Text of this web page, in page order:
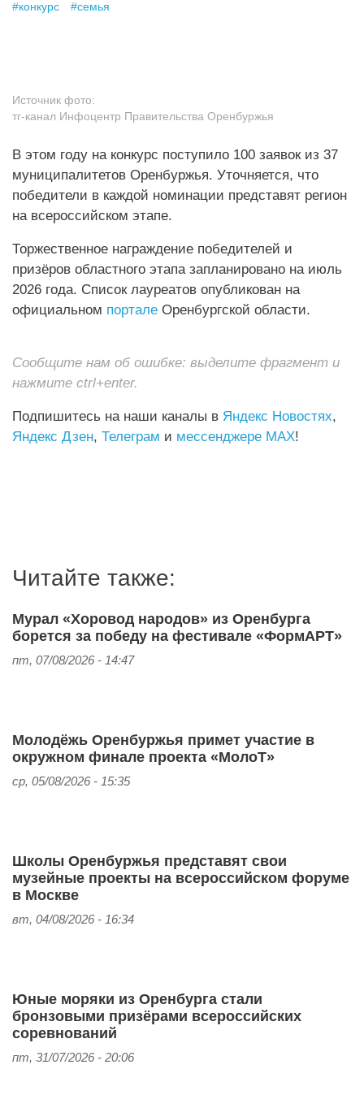
#конкурс #семья
Источник фото:
тг-канал Инфоцентр Правительства Оренбуржья
В этом году на конкурс поступило 100 заявок из 37
муниципалитетов Оренбуржья. Уточняется, что
победители в каждой номинации представят регион
на всероссийском этапе.
Торжественное награждение победителей и
призёров областного этапа запланировано на июль
2026 года. Список лауреатов опубликован на
официальном портале Оренбургской области.
Сообщите нам об ошибке: выделите фрагмент и
нажмите ctrl+enter.
Подпишитесь на наши каналы в Яндекс Новостях,
Яндекс Дзен, Телеграм и мессенджере MAX!
Читайте также:
Мурал «Хоровод народов» из Оренбурга
борется за победу на фестивале «ФормАРТ»
пт, 07/08/2026 - 14:47
Молодёжь Оренбуржья примет участие в
окружном финале проекта «МолоТ»
ср, 05/08/2026 - 15:35
Школы Оренбуржья представят свои
музейные проекты на всероссийском форуме
в Москве
вт, 04/08/2026 - 16:34
Юные моряки из Оренбурга стали
бронзовыми призёрами всероссийских
соревнований
пт, 31/07/2026 - 20:06